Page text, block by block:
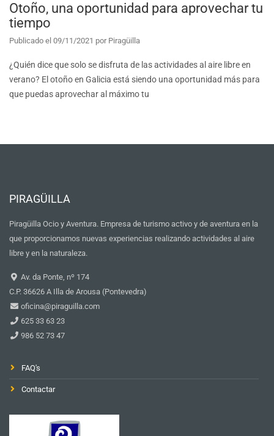
Otoño, una oportunidad para aprovechar tu
tiempo
Publicado el 09/11/2021 por Piragüilla
¿Quién dice que solo se disfruta de las actividades al aire libre en
verano? El otoño en Galicia está siendo una oportunidad más para
que puedas aprovechar al máximo tu
PIRAGÜILLA
Piragüilla Ocio y Aventura. Empresa de turismo activo y de aventura en la
que proporcionamos nuevas experiencias realizando actividades al aire
libre y en la naturaleza.
Av. da Ponte, nº 174
C.P. 36626 A Illa de Arousa (Pontevedra)
oficina@piraguilla.com
625 33 63 23
986 52 73 47
FAQ's
Contactar